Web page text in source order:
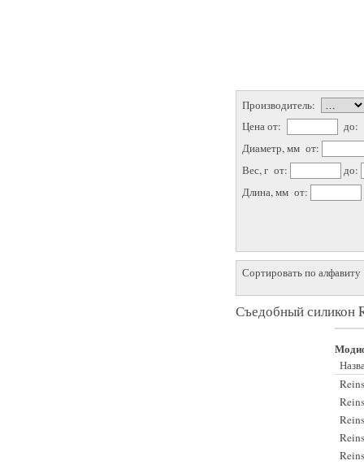
Производитель:
Цена от:
до:
Диаметр, мм от:
Вес, г от:
до:
Длина, мм от:
Сортировать по алфавиту
Съедобный силикон